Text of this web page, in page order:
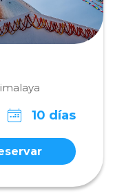
10 días